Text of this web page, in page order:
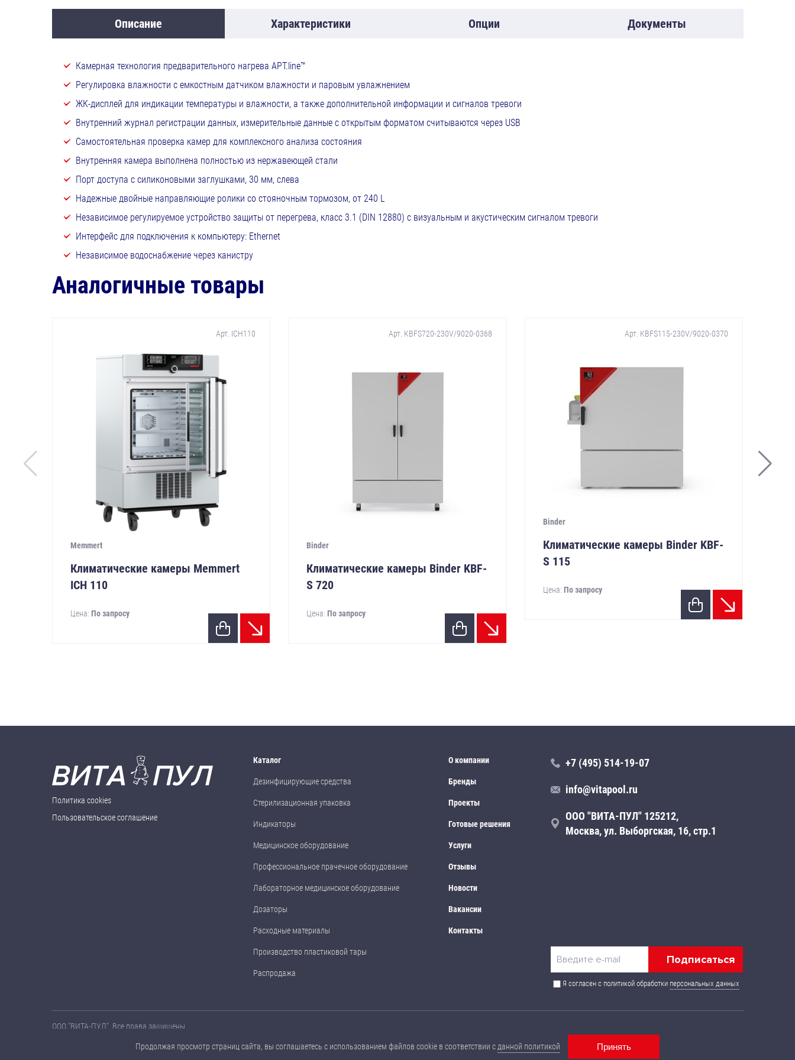
Описание Характеристики Опции Документы
Камерная технология предварительного нагрева APT.line™
Регулировка влажности с емкостным датчиком влажности и паровым увлажнением
ЖК-дисплей для индикации температуры и влажности, а также дополнительной информации и сигналов тревоги
Внутренний журнал регистрации данных, измерительные данные с открытым форматом считываются через USB
Самостоятельная проверка камер для комплексного анализа состояния
Внутренняя камера выполнена полностью из нержавеющей стали
Порт доступа с силиконовыми заглушками, 30 мм, слева
Надежные двойные направляющие ролики со стояночным тормозом, от 240 L
Независимое регулируемое устройство защиты от перегрева, класс 3.1 (DIN 12880) с визуальным и акустическим сигналом тревоги
Интерфейс для подключения к компьютеру: Ethernet
Независимое водоснабжение через канистру
Аналогичные товары
Арт. ICH110
Memmert
Климатические камеры Memmert
ICH 110
Цена: По запросу
Арт. KBFS720-230V/9020-0368
Binder
Климатические камеры Binder KBF-
S 720
Цена:По запросу
Арт. KBFS115-230V/9020-0370
Binder
Климатические камеры Binder KBF-
S 115
Цена: По запросу
Политика cookies
Пользовательское соглашение
Каталог
Дезинфицирующие средства
Стерилизационная упаковка
Индикаторы
Медицинское оборудование
Профессиональное прачечное оборудование
Лабораторное медицинское оборудование
Дозаторы
Расходные материалы
Производство пластиковой тары
Распродажа
О компании
Бренды
Проекты
Готовые решения
Услуги
Отзывы
Новости
Вакансии
Контакты
+7 (495) 514-19-07
info@vitapool.ru
ООО "ВИТА-ПУЛ" 125212,
Москва, ул. Выборгская, 16, стр.1
Я согласен с политикой обработки персональных данных
ООО "ВИТА-ПУЛ". Все права защищены.
Названия товаров, а также их технические характеристики, размещенные на данном сайте, носят ознакомительный характер, не являются публичной офертой и могут быть изменены без
предварительного уведомления.Продолжая просмотр страниц сайта, вы соглашаетесь с использованием файлов cookie в соответствии с данной политикой Принять